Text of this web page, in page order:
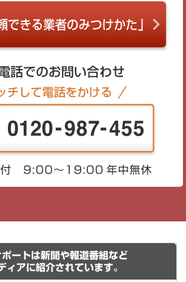
ートは新聞や報道番組など
ィアに紹介されています。